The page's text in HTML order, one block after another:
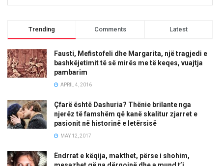
Trending Comments Latest
Fausti, Mefistofeli dhe Margarita, një tragjedi e
bashkëjetimit të së mirës me të keqes, vuajtja
pambarim
APRIL 4, 2016
Çfarë është Dashuria? Thënie brilante nga
njerëz të famshëm që kanë skalitur zjarret e
pasionit në historinë e letërsisë
MAY 12, 2017
Ëndrrat e këqija, makthet, përse i shohim,